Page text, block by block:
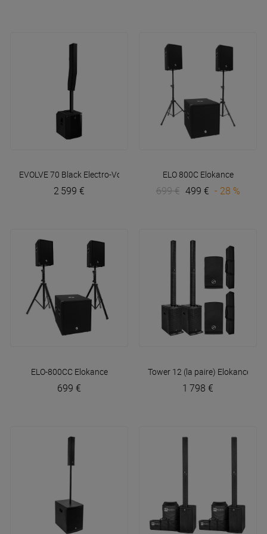
EVOLVE 70 Black Electro-Voice
2 599 €
ELO 800C Elokance
699 € 499 € - 28 %
ELO-800CC Elokance
699 €
Tower 12 (la paire) Elokance
1 798 €